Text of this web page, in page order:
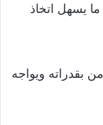
يسهل اتخاذ
بقدراته ويواجه